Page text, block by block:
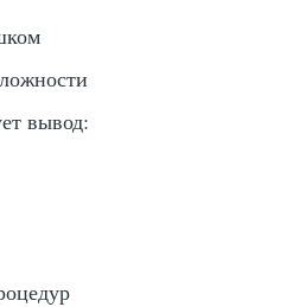
вывод: